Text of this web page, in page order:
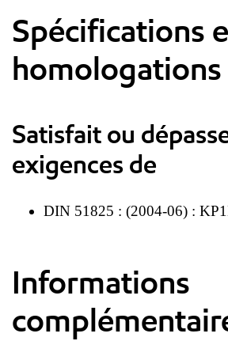
Spécifications
homologations
Satisfait ou
exigences de
DIN 51825 : (2004-06) :
Informations